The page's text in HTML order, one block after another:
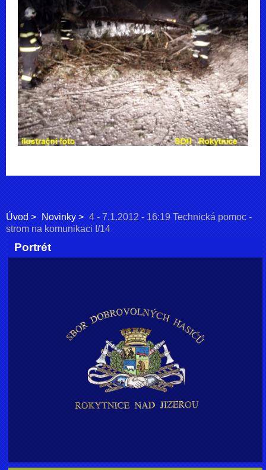
Úvod Novinky
4 - 7.1.2012 - 16:19 Technická pomoc -
strom na komunikaci I/14
Portrét